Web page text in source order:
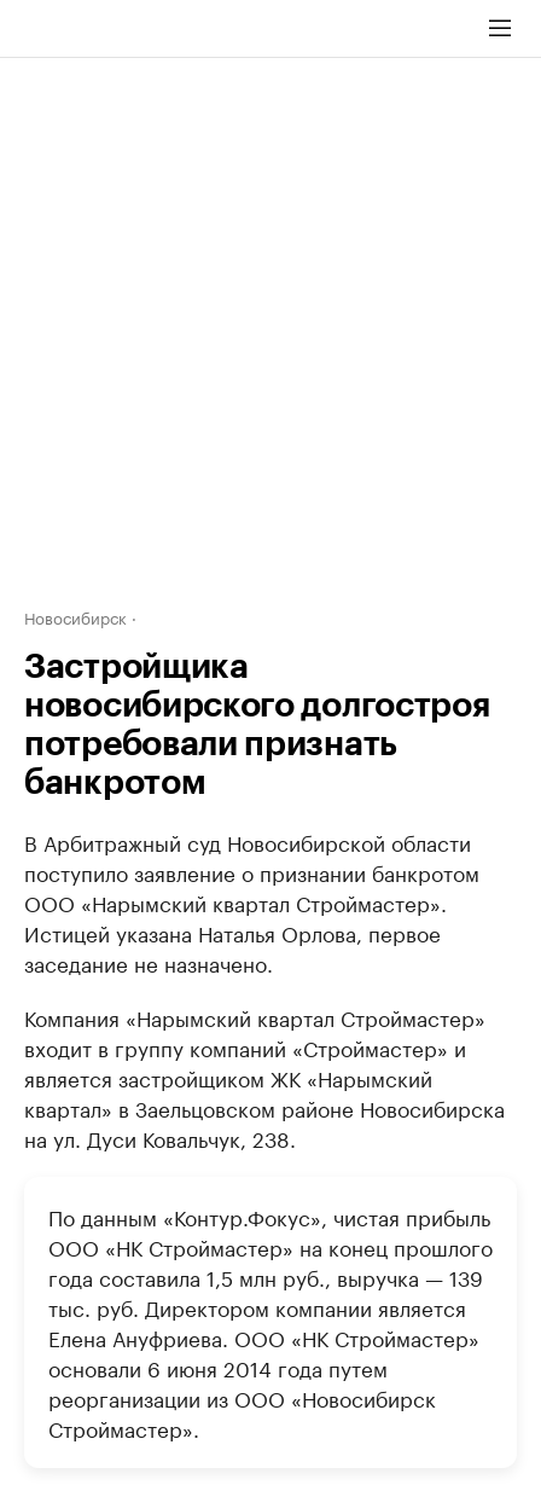
Новосибирск
Застройщика
новосибирского долгостроя
потребовали признать
банкротом
В Арбитражный суд Новосибирской области
поступило заявление о признании банкротом
ООО «Нарымский квартал Строймастер».
Истицей указана Наталья Орлова, первое
заседание не назначено.
Компания «Нарымский квартал Строймастер»
входит в группу компаний «Строймастер» и
является застройщиком ЖК «Нарымский
квартал» в Заельцовском районе Новосибирска
на ул. Дуси Ковальчук, 238.
По данным «Контур.Фокус», чистая прибыль
ООО «НК Строймастер» на конец прошлого
года составила 1,5 млн руб., выручка — 139
тыс. руб. Директором компании является
Елена Ануфриева. ООО «НК Строймастер»
основали 6 июня 2014 года путем
реорганизации из ООО «Новосибирск
Строймастер».